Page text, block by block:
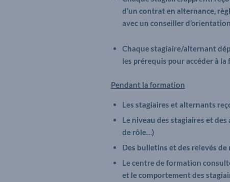
d’un contrat en alternance,
avec un conseiller d’orientation
Chaque stagiaire/alternant
les prérequis pour accéder à
Pendant la formation
Les stagiaires et alternants
Le niveau des stagiaires et
de rôle…)
Des bulletins et des relevés
Le centre de formation
et le comportement des